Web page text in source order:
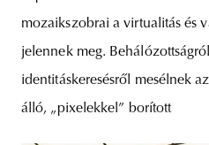
mozaikszobrai a virtualitás és
jelennek meg.
identitáskeresésről mesélnek
álló, „pixelekkel” borított